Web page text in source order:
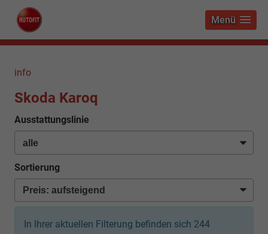
Menü
info
Skoda Karoq
Ausstattungslinie
Sortierung
In Ihrer aktuellen Filterung befinden sich 244